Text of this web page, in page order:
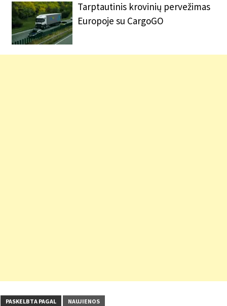
Tarptautinis krovinių pervežimas
Europoje su CargoGO
PASKELBTA PAGAL NAUJIENOS